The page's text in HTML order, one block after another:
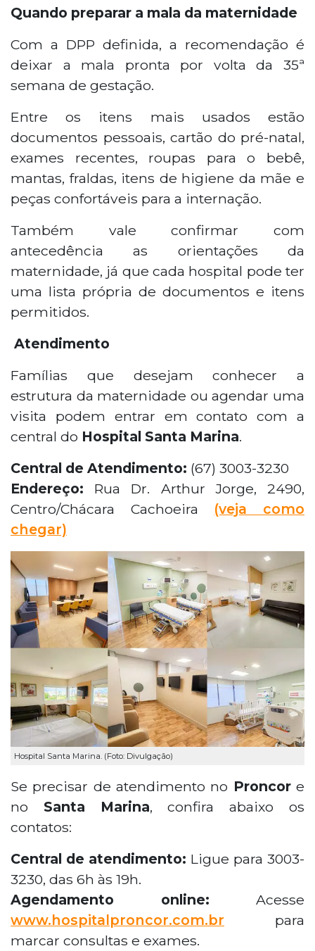
Quando preparar a mala da maternidade
Com a DPP definida, a recomendação é
deixar a mala pronta por volta da 35ª
semana de gestação.
Entre os itens mais usados estão
documentos pessoais, cartão do pré-natal,
exames recentes, roupas para o bebê,
mantas, fraldas, itens de higiene da mãe e
peças confortáveis para a internação.
Também vale confirmar com
antecedência as orientações da
maternidade, já que cada hospital pode ter
uma lista própria de documentos e itens
permitidos.
Atendimento
Famílias que desejam conhecer a
estrutura da maternidade ou agendar uma
visita podem entrar em contato com a
central do Hospital Santa Marina.
Central de Atendimento: (67) 3003-3230
Endereço: Rua Dr. Arthur Jorge, 2490,
Centro/Chácara Cachoeira (veja como
chegar)
Hospital Santa Marina. (Foto: Divulgação)
Se precisar de atendimento no Proncore
no Santa Marina, confira abaixo os
contatos:
Central de atendimento: Ligue para 3003-
3230, das 6h às 19h.
Agendamento online: Acesse
www.hospitalproncor.com.br para
marcar consultas e exames.